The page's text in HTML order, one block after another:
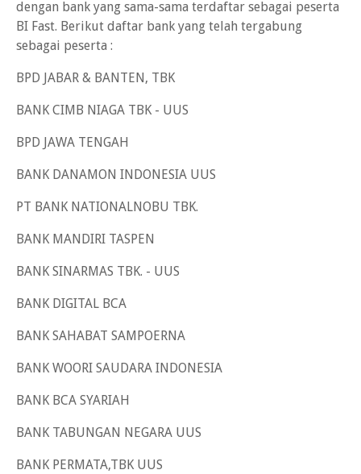
dengan bank yang sama-sama terdaftar sebagai peserta
BI Fast. Berikut daftar bank yang telah tergabung
sebagai peserta :
BPD JABAR & BANTEN, TBK
BANK CIMB NIAGA TBK - UUS
BPD JAWA TENGAH
BANK DANAMON INDONESIA UUS
PT BANK NATIONALNOBU TBK.
BANK MANDIRI TASPEN
BANK SINARMAS TBK. - UUS
BANK DIGITAL BCA
BANK SAHABAT SAMPOERNA
BANK WOORI SAUDARA INDONESIA
BANK BCA SYARIAH
BANK TABUNGAN NEGARA UUS
BANK PERMATA,TBK UUS